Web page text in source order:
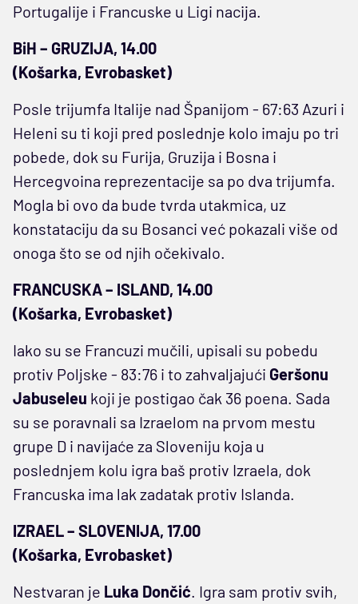
Portugalije i Francuske u Ligi nacija.
BiH – GRUZIJA, 14.00
(Košarka, Evrobasket)
Posle trijumfa Italije nad Španijom - 67:63 Azuri i
Heleni su ti koji pred poslednje kolo imaju po tri
pobede, dok su Furija, Gruzija i Bosna i
Hercegvoina reprezentacije sa po dva trijumfa.
Mogla bi ovo da bude tvrda utakmica, uz
konstataciju da su Bosanci već pokazali više od
onoga što se od njih očekivalo.
FRANCUSKA – ISLAND, 14.00
(Košarka, Evrobasket)
Iako su se Francuzi mučili, upisali su pobedu
protiv Poljske - 83:76 i to zahvaljajući Geršonu
Jabuseleu koji je postigao čak 36 poena. Sada
su se poravnali sa Izraelom na prvom mestu
grupe D i navijaće za Sloveniju koja u
poslednjem kolu igra baš protiv Izraela, dok
Francuska ima lak zadatak protiv Islanda.
IZRAEL – SLOVENIJA, 17.00
(Košarka, Evrobasket)
Nestvaran je Luka Dončić. Igra sam protiv svih,